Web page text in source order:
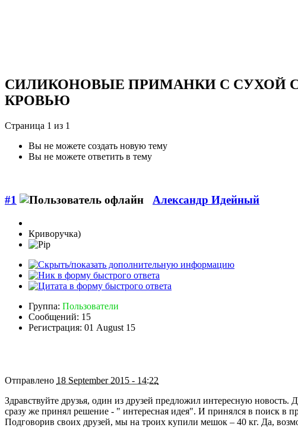
СИЛИКОНОВЫЕ ПРИМАНКИ С СУХОЙ
КРОВЬЮ
Страница 1 из 1
Вы не можете создать новую тему
Вы не можете ответить в тему
#1 Александр Идейный
Криворучка)
Группа: Пользователи
Сообщений: 15
Регистрация: 01 August 15
Отправлено 18 September 2015 - 14:22
Здравствуйте друзья, один из друзей предложил интересную
сразу же принял решение - " интересная идея". И принялся в поиск в
Подговорив своих друзей, мы на троих купили мешок – 40 кг. Да,